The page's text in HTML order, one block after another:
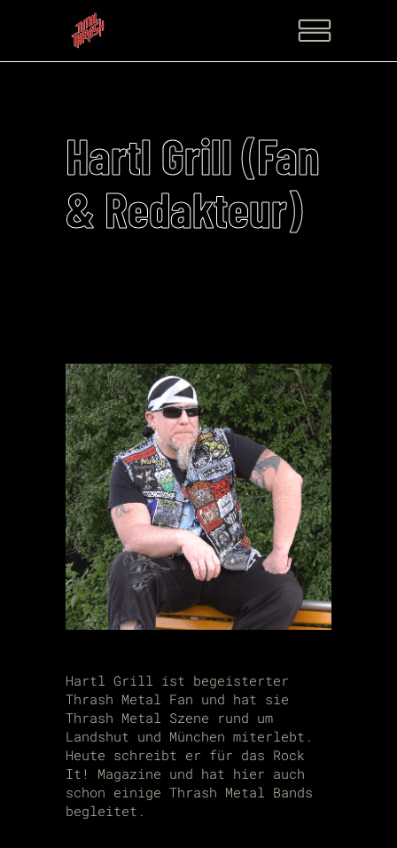
Hartl Grill (Fan
& Redakteur)
Hartl Grill ist begeisterter
Thrash Metal Fan und hat sie
Thrash Metal Szene rund um
Landshut und München miterlebt.
Heute schreibt er für das Rock
It! Magazine und hat hier auch
schon einige Thrash Metal Bands
begleitet.